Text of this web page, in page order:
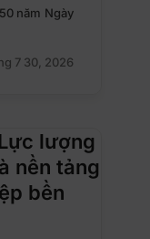
năm Ngày
7 30, 2026
lượng
nền tảng
bền